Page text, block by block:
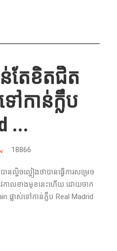
ន់តែខិតជិត
ៅកាន់ក្លឹប
...
18866
ន​ល្ហិចល្ហៀង​ថា​បាន​ធ្វើ​ការ​សម្រេច​
វកាល​ខាង​មុខ​នេះ​ហើយ​ ដោយ​ចាក
ផ្លាស់​ទៅ​កាន់​ក្លឹប​ Real Madrid